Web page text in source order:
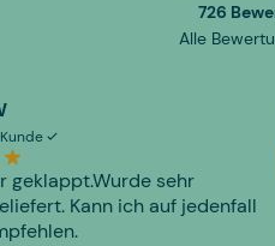
726
Alle
geklappt.Wurde sehr
Kann ich auf jedenfall